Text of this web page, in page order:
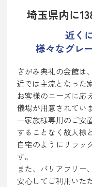
埼玉県内に
近く
様々なグレ
さがみ典礼の会館は
近では主流となった
お客様のニーズに応
儀場が用意されてい
一家族様専用のご安
することなく故人様
自宅のようにリラッ
す。
また、バリアフリー
安心してご利用いた